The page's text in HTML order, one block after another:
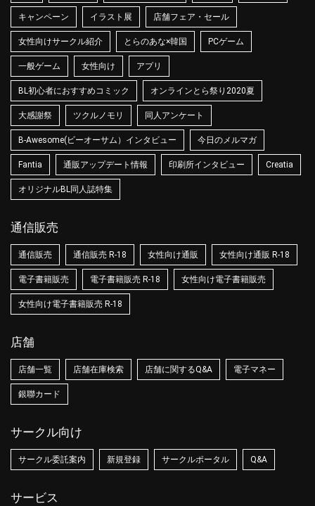
キャンペーン イラスト展 店舗フェア・セール
女性向けサークル紹介 とらのあな×韓国 PCゲーム
一般ゲーム 女性向け アプリ
BL初心者におすすめコミック オンラインとら祭り2020夏
大感謝祭 ツクルノモリ 同人アンケート
B-Awesome(ビーオーサム）インタビュー 今日のメルマガ
Fantia 通販アップデート情報 印刷所インタビュー Creatia
オリジナルBL同人誌特集
通信販売
通信販売 通信販売 R-18 女性向け通販 女性向け通販 R-18
電子書籍販売 電子書籍販売 R-18 女性向け電子書籍販売
女性向け電子書籍販売 R-18
店舗
店舗一覧 店舗在庫検索 店舗に関するQ&A 電子マネー
銀聯カード
サークル向け
サークル委託案内 新規登録 サークルポータル Q&A
サービス